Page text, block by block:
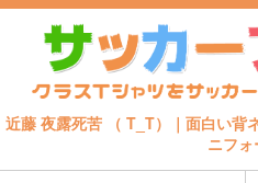
近藤 夜露死苦 （ T_T）｜面白い背
ニフォ